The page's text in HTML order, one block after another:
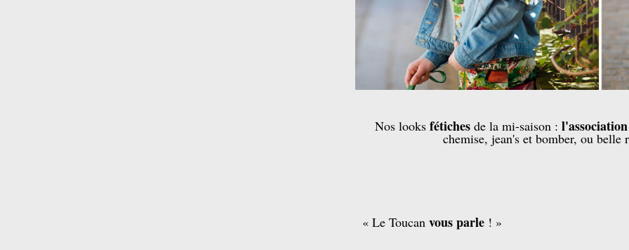
Nos looks fétichesde la mi-saison :
chemise, jean's et bomber, ou belle
« Le Toucan vous parle ! »